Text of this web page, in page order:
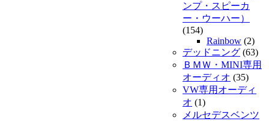
ンプ・スピーカ
ー・ウーハー）
(154)
Rainbow (2)
デッドニング (63)
ＢＭＷ・MINI専用
オーディオ (35)
VW専用オーディ
オ (1)
メルセデスベンツ